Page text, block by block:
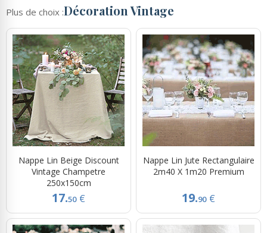
Plus de choix :Décoration Vintage
Nappe Lin Beige Discount
Vintage Champetre
250x150cm
17.50 €
Nappe Lin Jute Rectangulaire
2m40 X 1m20 Premium
19.90 €